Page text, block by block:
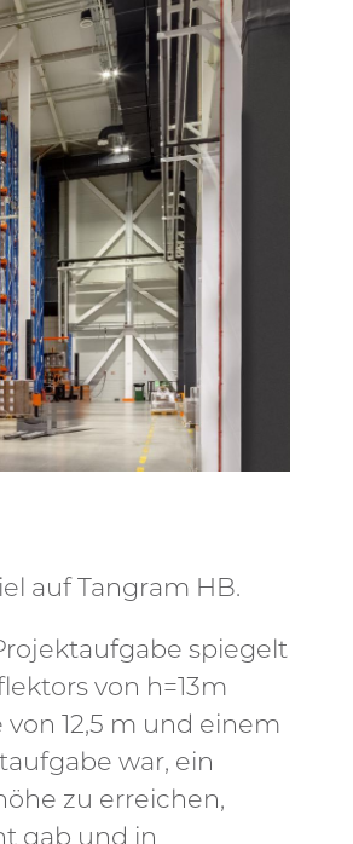
auf Tangram HB.
spiegelt
von h=13m
12,5 m und einem
war, ein
zu erreichen,
gab und in